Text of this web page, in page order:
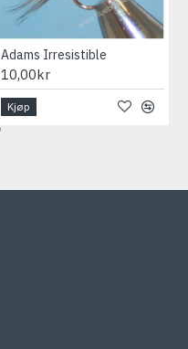
Adams Irresistible
10,00kr
Kjøp